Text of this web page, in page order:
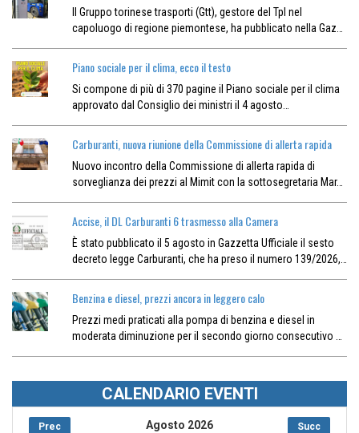
Il Gruppo torinese trasporti (Gtt), gestore del Tpl nel
capoluogo di regione piemontese, ha pubblicato nella Gaz…
Piano sociale per il clima, ecco il testo
Si compone di più di 370 pagine il Piano sociale per il clima
approvato dal Consiglio dei ministri il 4 agosto…
Carburanti, nuova riunione della Commissione di allerta rapida
Nuovo incontro della Commissione di allerta rapida di
sorveglianza dei prezzi al Mimit con la sottosegretaria Mar…
Accise, il DL Carburanti 6 trasmesso alla Camera
È stato pubblicato il 5 agosto in Gazzetta Ufficiale il sesto
decreto legge Carburanti, che ha preso il numero 139/2026,…
Benzina e diesel, prezzi ancora in leggero calo
Prezzi medi praticati alla pompa di benzina e diesel in
moderata diminuzione per il secondo giorno consecutivo …
CALENDARIO EVENTI
Prec Succ
Agosto 2026